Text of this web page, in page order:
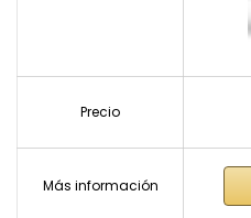
Precio
Más información